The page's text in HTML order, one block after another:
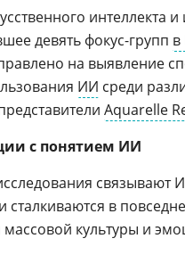
интеллекта
девять фокус-групп в
на выявление
ИИ среди
Aquarelle
с понятием ИИ
сталкиваются в
культуры и